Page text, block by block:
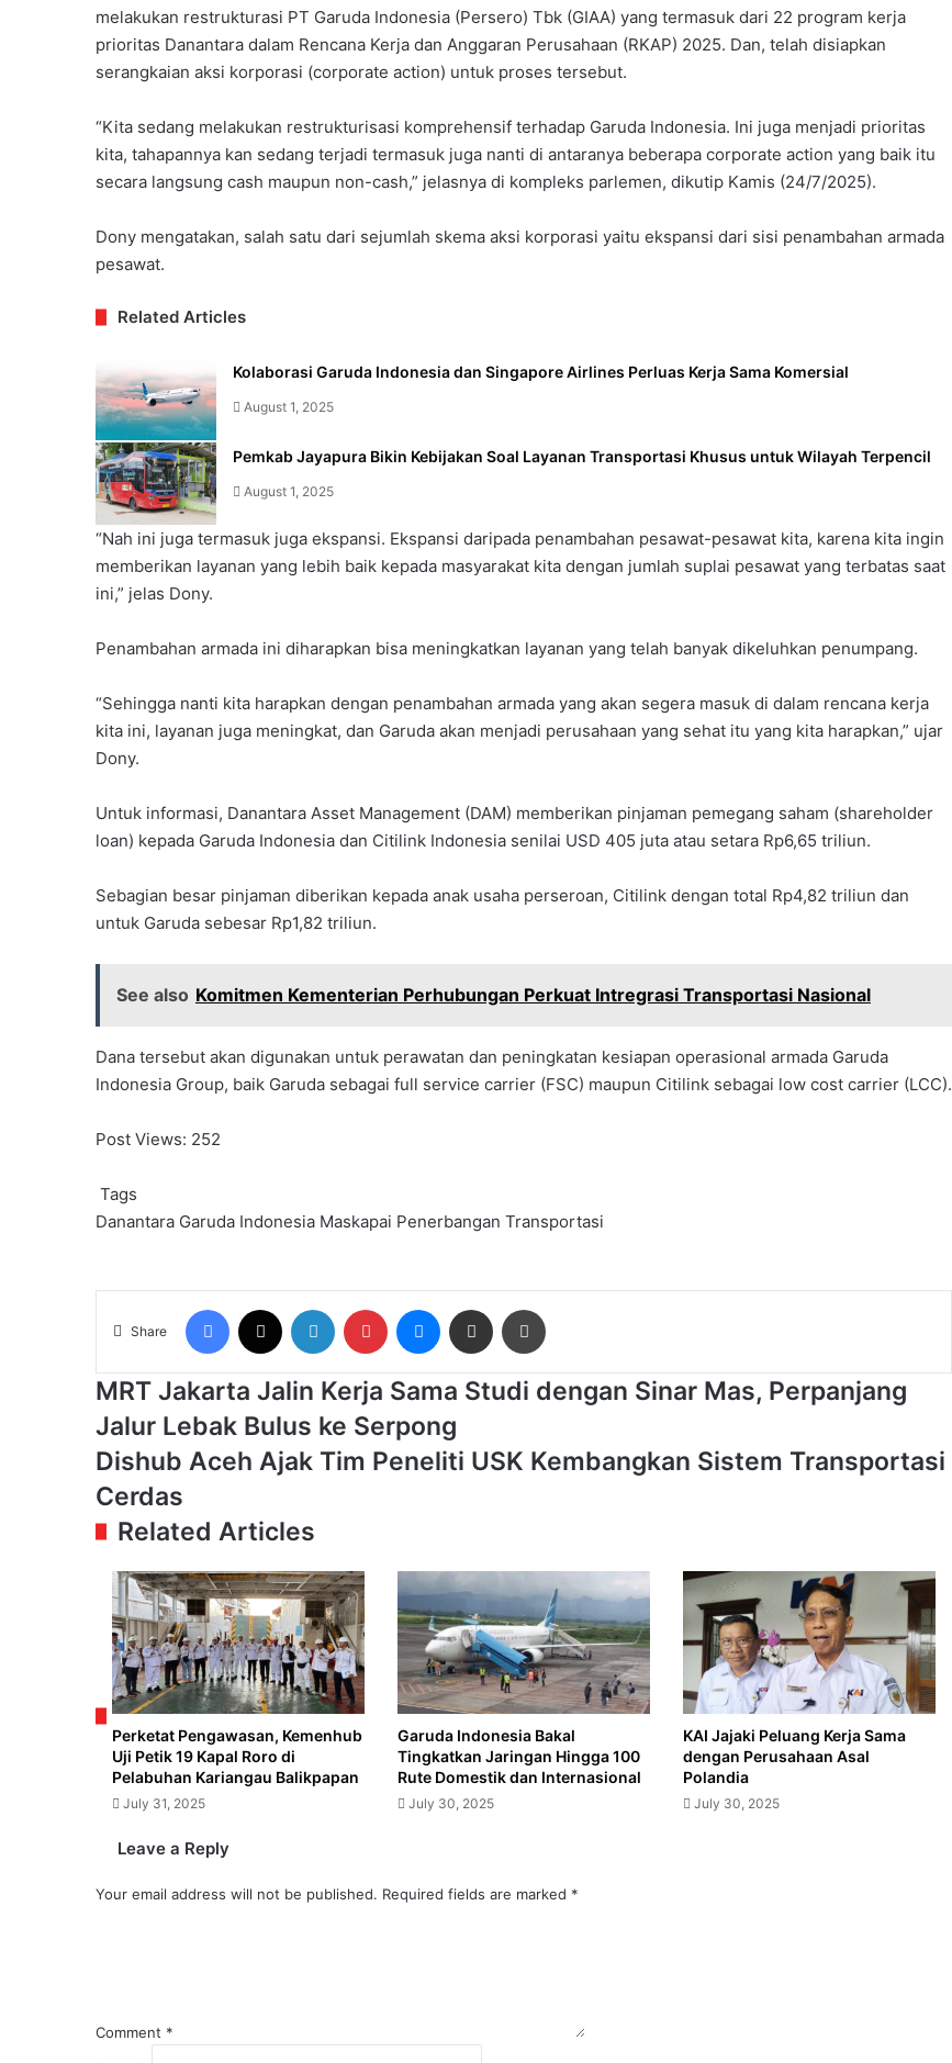
melakukan restrukturasi PT Garuda Indonesia (Persero) Tbk (GIAA) yang termasuk dari 22 program kerja
prioritas Danantara dalam Rencana Kerja dan Anggaran Perusahaan (RKAP) 2025. Dan, telah disiapkan
serangkaian aksi korporasi (corporate action) untuk proses tersebut.
“Kita sedang melakukan restrukturisasi komprehensif terhadap Garuda Indonesia. Ini juga menjadi prioritas
kita, tahapannya kan sedang terjadi termasuk juga nanti di antaranya beberapa corporate action yang baik itu
secara langsung cash maupun non-cash,” jelasnya di kompleks parlemen, dikutip Kamis (24/7/2025).
Dony mengatakan, salah satu dari sejumlah skema aksi korporasi yaitu ekspansi dari sisi penambahan armada
pesawat.
Related Articles
Kolaborasi Garuda Indonesia dan Singapore Airlines Perluas Kerja Sama Komersial
August 1, 2025
Pemkab Jayapura Bikin Kebijakan Soal Layanan Transportasi Khusus untuk Wilayah Terpencil
August 1, 2025
“Nah ini juga termasuk juga ekspansi. Ekspansi daripada penambahan pesawat-pesawat kita, karena kita ingin
memberikan layanan yang lebih baik kepada masyarakat kita dengan jumlah suplai pesawat yang terbatas saat
ini,” jelas Dony.
Penambahan armada ini diharapkan bisa meningkatkan layanan yang telah banyak dikeluhkan penumpang.
“Sehingga nanti kita harapkan dengan penambahan armada yang akan segera masuk di dalam rencana kerja
kita ini, layanan juga meningkat, dan Garuda akan menjadi perusahaan yang sehat itu yang kita harapkan,” ujar
Dony.
Untuk informasi, Danantara Asset Management (DAM) memberikan pinjaman pemegang saham (shareholder
loan) kepada Garuda Indonesia dan Citilink Indonesia senilai USD 405 juta atau setara Rp6,65 triliun.
Sebagian besar pinjaman diberikan kepada anak usaha perseroan, Citilink dengan total Rp4,82 triliun dan
untuk Garuda sebesar Rp1,82 triliun.
See also Komitmen Kementerian Perhubungan Perkuat Intregrasi Transportasi Nasional
Dana tersebut akan digunakan untuk perawatan dan peningkatan kesiapan operasional armada Garuda
Indonesia Group, baik Garuda sebagai full service carrier (FSC) maupun Citilink sebagai low cost carrier (LCC).
Post Views: 252
Tags
Danantara Garuda Indonesia Maskapai Penerbangan Transportasi
Share
Facebook LinkedIn Pinterest Messenger
Share via Email
MRT
Jalin
Kerja
Sama
Studi
dengan
Sinar
Mas,
Perpanjang
Jalur
Lebak
Bulus
Serpong
MRT Jakarta Jalin Kerja Sama Studi dengan Sinar Mas, Perpanjang
Jalur Lebak Bulus ke Serpong
Dishub
Aceh
Ajak
Tim
Peneliti
USK
Kembangkan
Sistem
Transportasi
Cerdas
Dishub Aceh Ajak Tim Peneliti USK Kembangkan Sistem Transportasi
Cerdas
Related Articles
Perketat Pengawasan, Kemenhub
Uji Petik 19 Kapal Roro di
Pelabuhan Kariangau Balikpapan
July 31, 2025
Garuda Indonesia Bakal
Tingkatkan Jaringan Hingga 100
Rute Domestik dan Internasional
July 30, 2025
KAI Jajaki Peluang Kerja Sama
dengan Perusahaan Asal
Polandia
July 30, 2025
Leave a Reply
Your email address will not be published. Required fields are marked *
Comment *